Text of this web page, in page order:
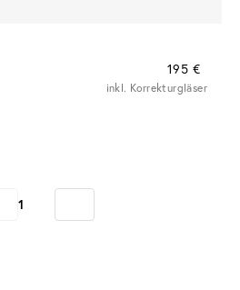
195 €
inkl. Korrekturgläser
1